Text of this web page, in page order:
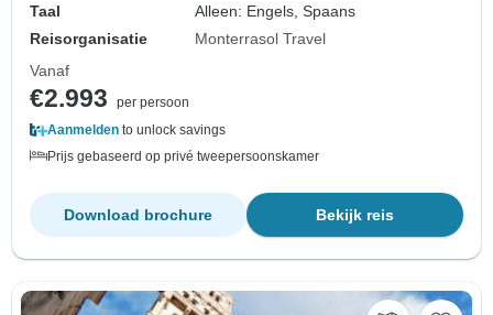
Taal
Alleen: Engels, Spaans
Reisorganisatie
Monterrasol Travel
Vanaf
€2.993
per persoon
Aanmelden to unlock savings
Prijs gebaseerd op privé tweepersoonskamer
Bekijk reis
Download brochure